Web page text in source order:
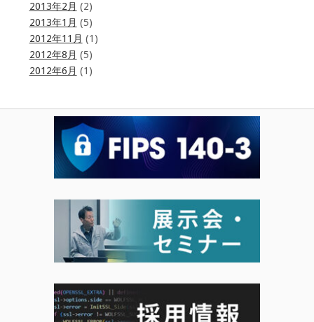
2013年2月 (2)
2013年1月 (5)
2012年11月 (1)
2012年8月 (5)
2012年6月 (1)